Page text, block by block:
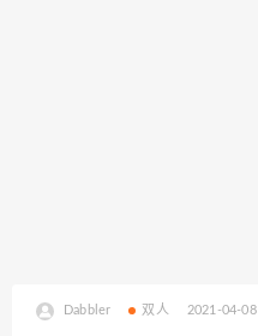
Dabbler 双人 2021-04-08